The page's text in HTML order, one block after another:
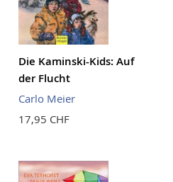
Die Kaminski-Kids: Auf
der Flucht
Carlo Meier
17,95 CHF